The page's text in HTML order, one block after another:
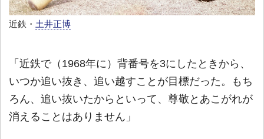
近鉄・ 土井正博
「近鉄で（1968年に）背番号を3にしたときから、
いつか追い抜き、追い越すことが目標だった。もち
ろん、追い抜いたからといって、尊敬とあこがれが
消えることはありません」